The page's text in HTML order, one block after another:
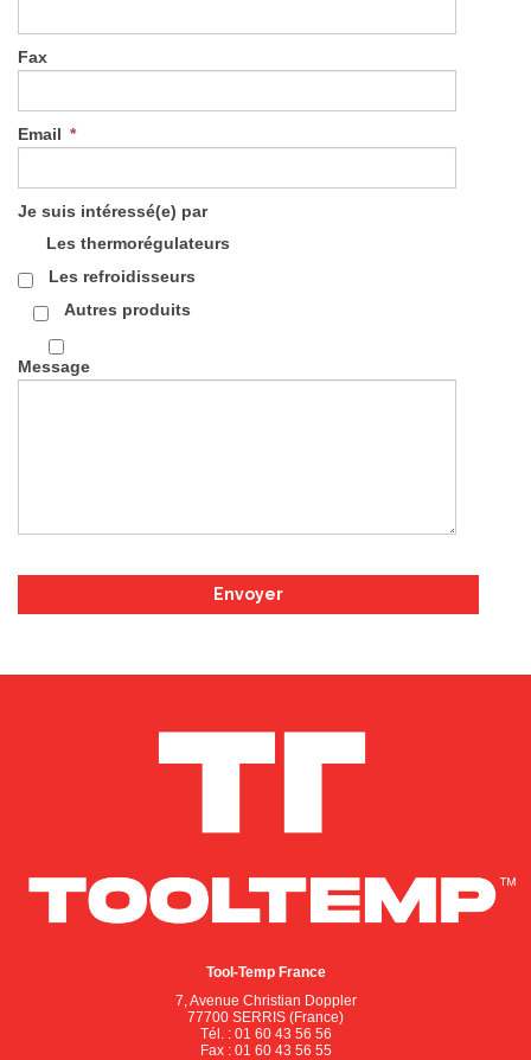
Fax
Email *
Je suis intéressé(e) par
Les thermorégulateurs
Les refroidisseurs
Autres produits
Message
Tool-Temp France
7, Avenue Christian Doppler
77700 SERRIS (France)
Tél. : 01 60 43 56 56
Fax : 01 60 43 56 55